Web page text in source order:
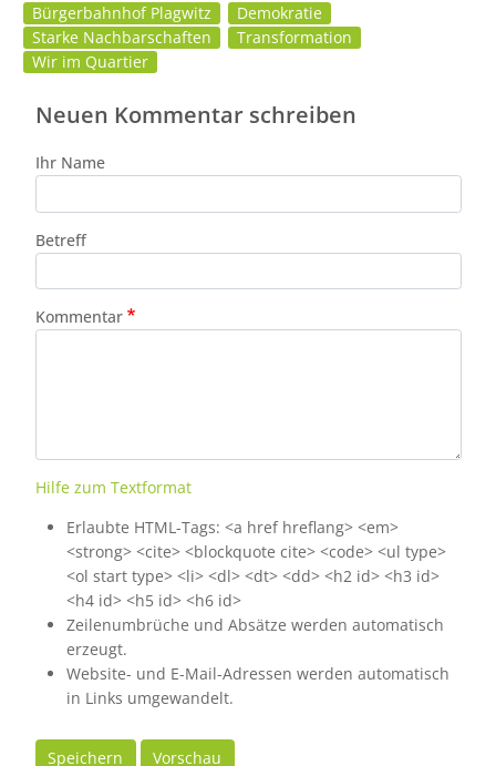
Bürgerbahnhof Plagwitz
Demokratie
Starke Nachbarschaften
Transformation
Wir im Quartier
Neuen Kommentar schreiben
Ihr Name
Betreff
Kommentar
Hilfe zum Textformat
Erlaubte HTML-Tags: <a href hreflang> <em>
<strong> <cite> <blockquote cite> <code> <ul type>
<ol start type> <li> <dl> <dt> <dd> <h2 id> <h3 id>
<h4 id> <h5 id> <h6 id>
Zeilenumbrüche und Absätze werden automatisch
erzeugt.
Website- und E-Mail-Adressen werden automatisch
in Links umgewandelt.
Speichern Vorschau